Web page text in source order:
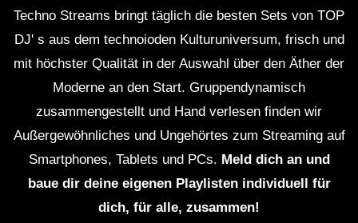
Techno Streams bringt täglich die besten Sets von TOP
DJ' s aus dem technoioden Kulturuniversum, frisch und
mit höchster Qualität in der Auswahl über den Äther der
Moderne an den Start. Gruppendynamisch
zusammengestellt und Hand verlesen finden wir
Außergewöhnliches und Ungehörtes zum Streaming auf
Smartphones, Tablets und PCs. Meld dich an und
baue dir deine eigenen Playlisten individuell für
dich, für alle, zusammen!